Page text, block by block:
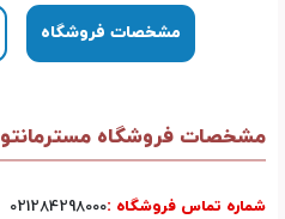
مشخصات فروشگاه
مشخصات فروشگاه مسترمانتو
شماره تماس فروشگاه :021284298000